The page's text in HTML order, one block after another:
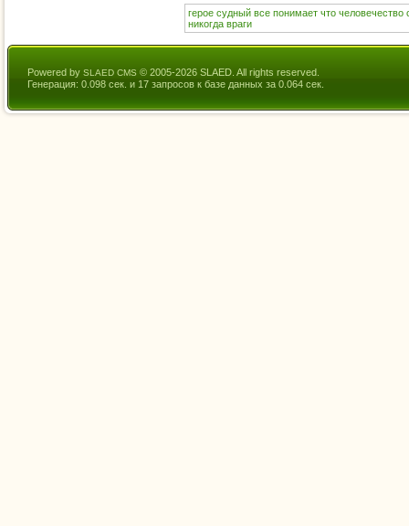
герое судный все понимает что человечество
никогда враги
Powered by SLAED CMS © 2005-2026 SLAED. All rights reserved.
Генерация: 0.098 сек. и 17 запросов к базе данных за 0.064 сек.